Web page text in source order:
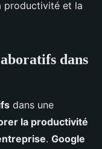
productivité et la
dans
dans une
la productivité
. Google